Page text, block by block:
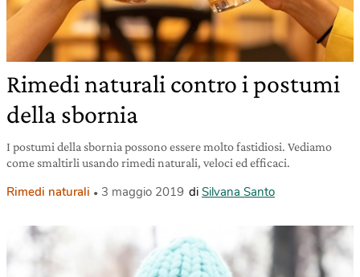
Rimedi naturali contro i postumi
della sbornia
I postumi della sbornia possono essere molto fastidiosi. Vediamo
come smaltirli usando rimedi naturali, veloci ed efficaci.
Rimedi naturali 3 maggio 2019 di Silvana Santo